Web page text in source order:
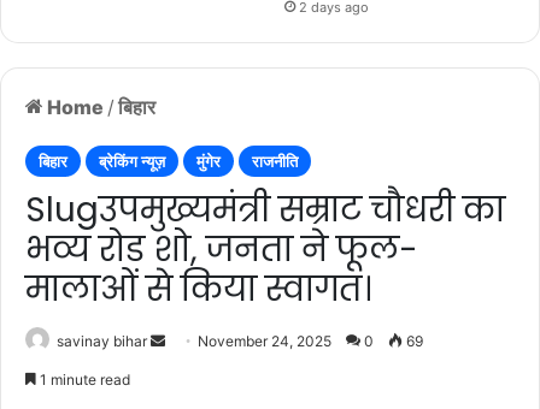
Home / बिहार
बिहार ब्रेकिंग न्यूज़ मुंगेर राजनीति
Slugउपमुख्यमंत्री सम्राट चौधरी का
भव्य रोड शो, जनता ने फूल-
मालाओं से किया स्वागत।
savinay bihar
SendNovember 24, 2025 0 69
1 minute read
2 days ago